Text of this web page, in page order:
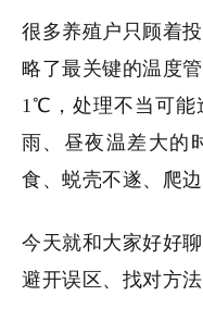
很多养殖户只顾着
略了最关键的温度
1℃，处理不当可能
雨、昼夜温差大的
食、蜕壳不遂、爬边
今天就和大家好好
避开误区、找对方